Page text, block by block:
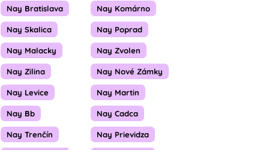
Nay Bratislava Nay Komárno
Nay Skalica Nay Poprad
Nay Malacky Nay Zvolen
Nay Zilina Nay Nové Zámky
Nay Levice Nay Martin
Nay Bb Nay Cadca
Nay Trenčín Nay Prievidza